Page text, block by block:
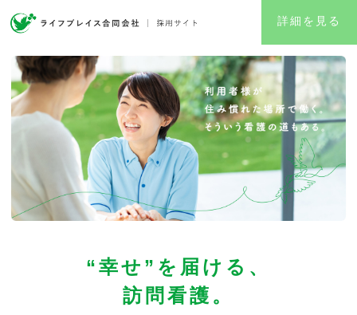
詳細を見る
“幸せ”を届ける、
訪問看護。